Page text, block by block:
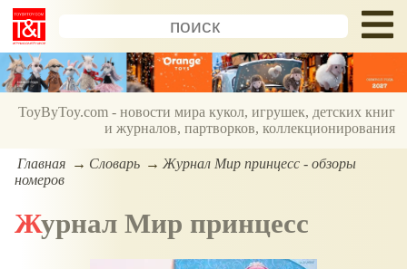
ToyByToy.com - новости мира кукол, игрушек, детских книг
и журналов, партворков, коллекционирования
Главная Словарь
Журнал Мир принцесс - обзоры
номеров
Журнал Мир принцесс